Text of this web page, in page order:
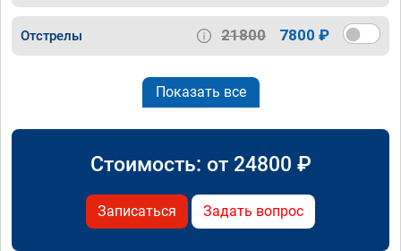
Отстрелы 21800 7800 ₽
Показать все
Стоимость: от 24800 ₽
Записаться Задать вопрос